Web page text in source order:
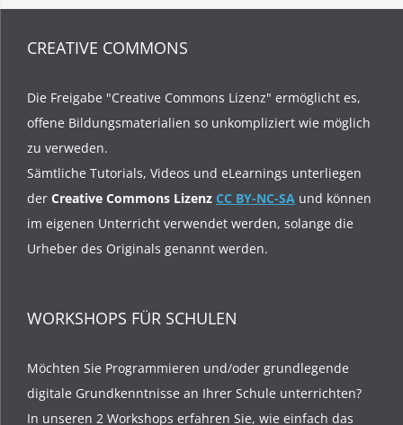
CREATIVE COMMONS
Die Freigabe "Creative Commons Lizenz" ermöglicht es,
offene Bildungsmaterialien so unkompliziert wie möglich
zu verweden.
Sämtliche Tutorials, Videos und eLearnings unterliegen
der Creative Commons Lizenz CC BY-NC-SA und können
im eigenen Unterricht verwendet werden, solange die
Urheber des Originals genannt werden.
WORKSHOPS FÜR SCHULEN
Möchten Sie Programmieren und/oder grundlegende
digitale Grundkenntnisse an Ihrer Schule unterrichten?
In unseren 2 Workshops erfahren Sie, wie einfach das